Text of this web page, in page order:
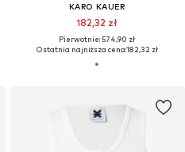
KARO KAUER
182,32 zł
Pierwotnie: 574,90 zł
Ostatnia najniższa cena:182,32 zł